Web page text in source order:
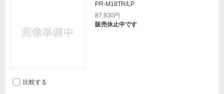
PR-M18TR/LP
87,930円
販売休止中です
比較する